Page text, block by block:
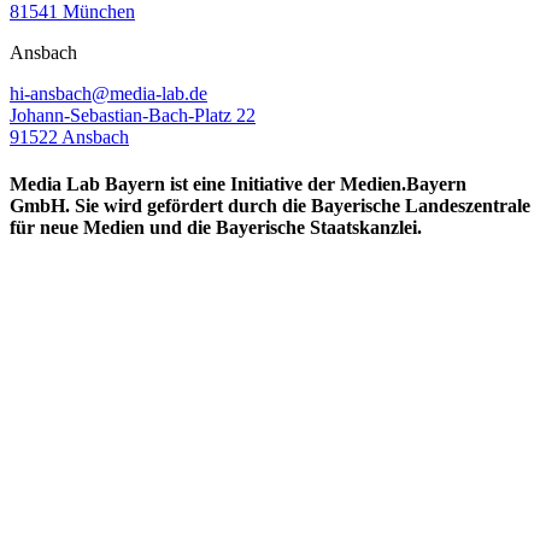
81541 München
Ansbach
hi-ansbach@media-lab.de
Johann-Sebastian-Bach-Platz 22
91522 Ansbach
Media Lab Bayern ist eine Initiative der Medien.Bayern
GmbH. Sie wird gefördert durch die Bayerische Landeszentrale
für neue Medien und die Bayerische Staatskanzlei.